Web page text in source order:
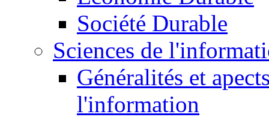
Société Durable
Sciences de
Généralités et
l'information